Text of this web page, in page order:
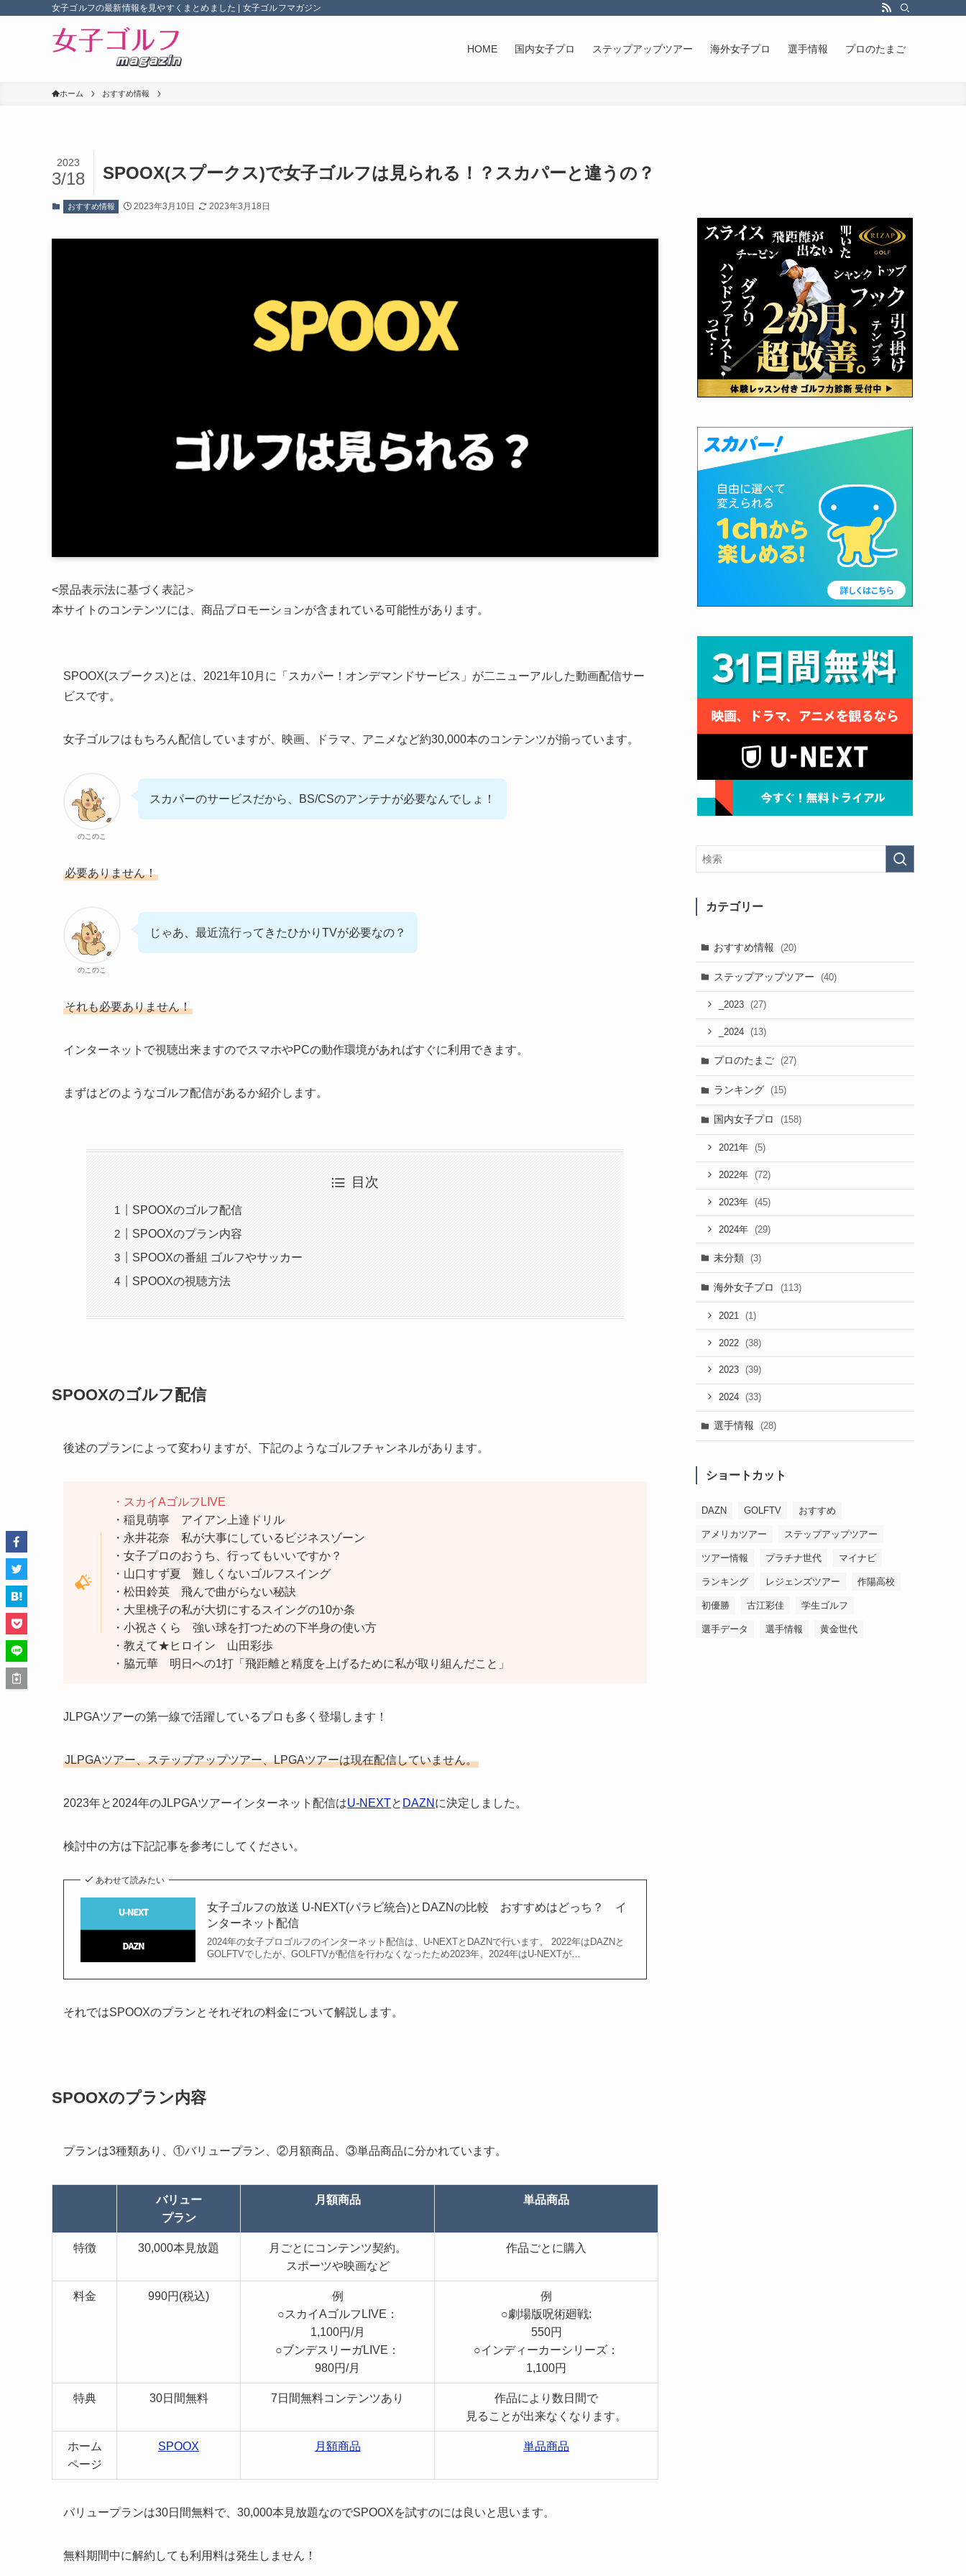
女子ゴルフの最新情報を見やすくまとめました | 女子ゴルフマガジン
HOME 国内女子プロ ステップアップツアー 海外女子プロ 選手情報 プロのたまご
ホーム おすすめ情報
SPOOX(スプークス)で女子ゴルフは見られる！？スカパーと違うの？
2023
3/18
おすすめ情報 2023年3月10日 2023年3月18日
<景品表示法に基づく表記＞
本サイトのコンテンツには、商品プロモーションが含まれている可能性があります。
SPOOX(スプークス)とは、2021年10月に「スカパー！オンデマンドサービス」が二ニューアルした動画配信サー
ビスです。
女子ゴルフはもちろん配信していますが、映画、ドラマ、アニメなど約30,000本のコンテンツが揃っています。
のこのこ
スカパーのサービスだから、BS/CSのアンテナが必要なんでしょ！
必要ありません！
のこのこ
じゃあ、最近流行ってきたひかりTVが必要なの？
それも必要ありません！
インターネットで視聴出来ますのでスマホやPCの動作環境があればすぐに利用できます。
まずはどのようなゴルフ配信があるか紹介します。
目次
SPOOXのゴルフ配信
SPOOXのプラン内容
SPOOXの番組 ゴルフやサッカー
SPOOXの視聴方法
SPOOXのゴルフ配信
後述のプランによって変わりますが、下記のようなゴルフチャンネルがあります。
・スカイAゴルフLIVE
・稲見萌寧 アイアン上達ドリル
・永井花奈 私が大事にしているビジネスゾーン
・女子プロのおうち、行ってもいいですか？
・山口すず夏 難しくないゴルフスイング
・松田鈴英 飛んで曲がらない秘訣
・大里桃子の私が大切にするスイングの10か条
・小祝さくら 強い球を打つための下半身の使い方
・教えて★ヒロイン 山田彩歩
・脇元華 明日への1打「飛距離と精度を上げるために私が取り組んだこと」
JLPGAツアーの第一線で活躍しているプロも多く登場します！
JLPGAツアー、ステップアップツアー、LPGAツアーは現在配信していません。
2023年と2024年のJLPGAツアーインターネット配信はU-NEXTと DAZN に決定しました。
検討中の方は下記記事を参考にしてください。
あわせて読みたい
女子ゴルフの放送 U-NEXT(パラビ統合)とDAZNの比較 おすすめはどっち？ イ
ンターネット配信
2024年の女子プロゴルフのインターネット配信は、U-NEXTとDAZNで行います。 2022年はDAZNと
GOLFTVでしたが、GOLFTVが配信を行わなくなったため2023年、2024年はU-NEXTが…
それではSPOOXのプランとそれぞれの料金について解説します。
SPOOXのプラン内容
プランは3種類あり、①バリュープラン、②月額商品、③単品商品に分かれています。
バリュー
プラン
月額商品 単品商品
特徴 30,000本見放題
月ごとにコンテンツ契約。
スポーツや映画など
作品ごとに購入
料金 990円(税込)
例
○スカイAゴルフLIVE：
1,100円/月
○ブンデスリーガLIVE：
980円/月
例
○劇場版呪術廻戦:
550円
○インディーカーシリーズ：
1,100円
特典 30日間無料 7日間無料コンテンツあり
作品により数日間で
見ることが出来なくなります。
ホーム
ページ
SPOOX 月額商品 単品商品
バリュープランは30日間無料で、30,000本見放題なのでSPOOXを試すのには良いと思います。
無料期間中に解約しても利用料は発生しません！
カテゴリー
おすすめ情報 (20)
ステップアップツアー (40)
_2023 (27)
_2024 (13)
プロのたまご (27)
ランキング (15)
国内女子プロ (158)
2021年 (5)
2022年 (72)
2023年 (45)
2024年 (29)
未分類 (3)
海外女子プロ (113)
2021 (1)
2022 (38)
2023 (39)
2024 (33)
選手情報 (28)
ショートカット
DAZN GOLFTV おすすめ
アメリカツアー ステップアップツアー
ツアー情報 プラチナ世代 マイナビ
ランキング レジェンズツアー 作陽高校
初優勝 古江彩佳 学生ゴルフ
選手データ 選手情報 黄金世代